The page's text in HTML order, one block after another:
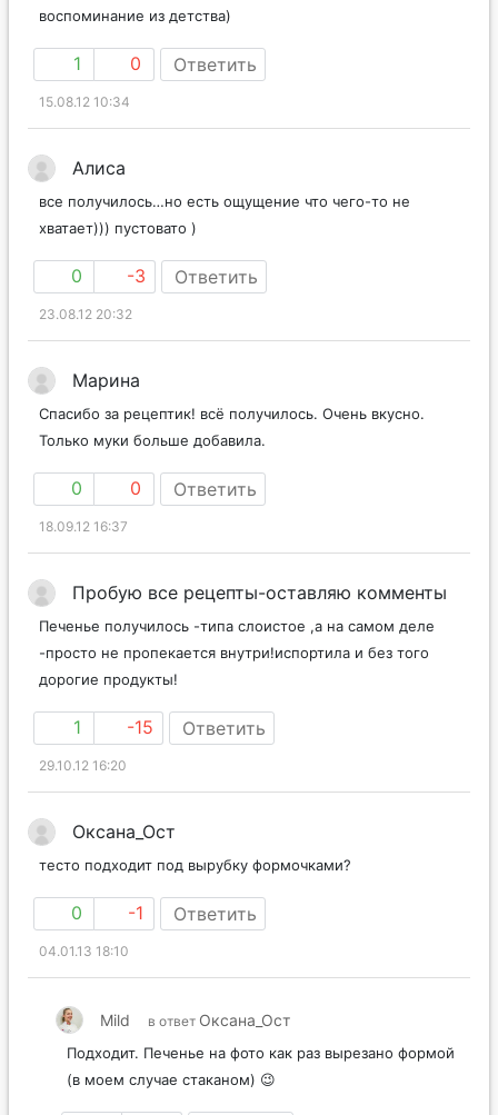
воспоминание из детства)
1 0 Ответить
15.08.12 10:34
Алиса
все получилось…но есть ощущение что чего-то не
хватает))) пустовато )
0 -3 Ответить
23.08.12 20:32
Марина
Спасибо за рецептик! всё получилось. Очень вкусно.
Только муки больше добавила.
0 0 Ответить
18.09.12 16:37
Пробую все рецепты-оставляю комменты
Печенье получилось -типа слоистое ,а на самом деле
-просто не пропекается внутри!испортила и без того
дорогие продукты!
1 -15 Ответить
29.10.12 16:20
Оксана_Ост
тесто подходит под вырубку формочками?
0 -1 Ответить
04.01.13 18:10
Mild в ответ Оксана_Ост
Подходит. Печенье на фото как раз вырезано формой
(в моем случае стаканом) 😉